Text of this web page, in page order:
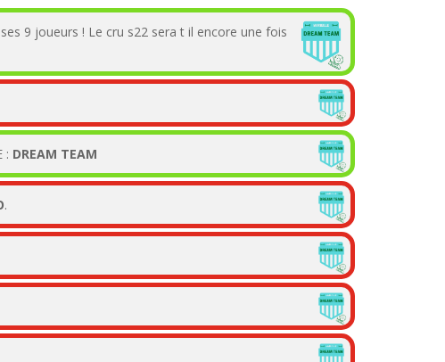
9 joueurs ! Le cru s22 sera t il encore une fois
: DREAM TEAM
.